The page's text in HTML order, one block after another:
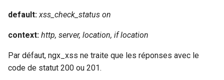
mlcache
murmurhash2
default: xss_check_status on
context: http, server, location, if location
Par défaut, ngx_xss ne traite que les réponses avec le
code de statut 200 ou 201.